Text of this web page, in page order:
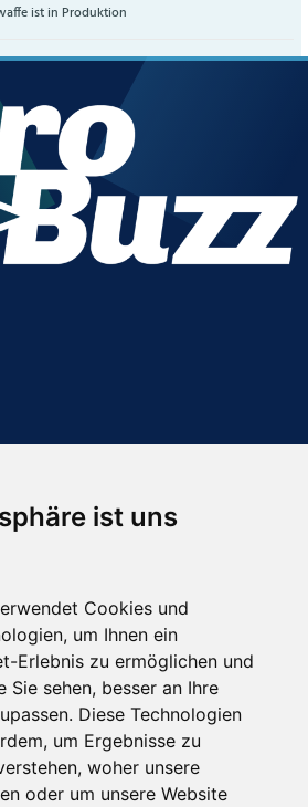
ist uns
Cookies und
um Ihnen ein
Erlebnis zu ermöglichen und
Sie sehen, besser an Ihre
Diese Technologien
um Ergebnisse zu
woher unsere
oder um unsere Website
ist in Produktion
unseren Newsletter